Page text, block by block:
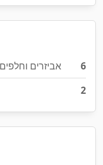
אביזרים
6
2